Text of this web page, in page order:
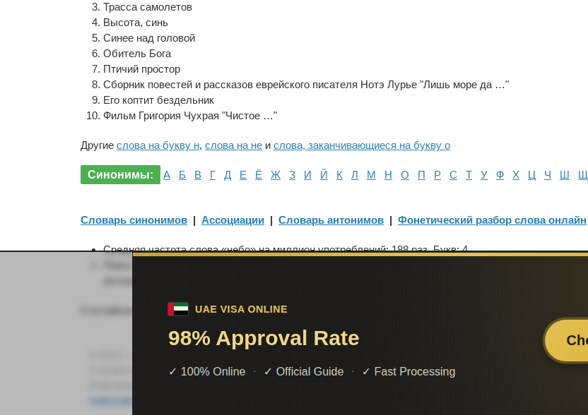
Трасса самолетов
Высота, синь
Синее над головой
Обитель Бога
Птичий простор
Сборник повестей и рассказов еврейского писателя Нотэ Лурье "Лишь море да …"
Его коптит бездельник
Фильм Григория Чухрая "Чистое …"
Другие слова на букву н, слова на не и слова, заканчивающиеся на букву о
Синонимы: А Б В Г Д Е Ё Ж З И Й К Л М Н О П Р С Т У Ф Х Ц Ч Ш Щ
Словарь синонимов | Ассоциации | Словарь антонимов | Фонетический разбор слова онлайн
Средняя частота слова «небо» на миллион употреблений: 188 раз. Букв: 4.
уровень образования ,заматывающийся
С вопросами и предложениями пишите наsupport@sinonimy.online
ответственности